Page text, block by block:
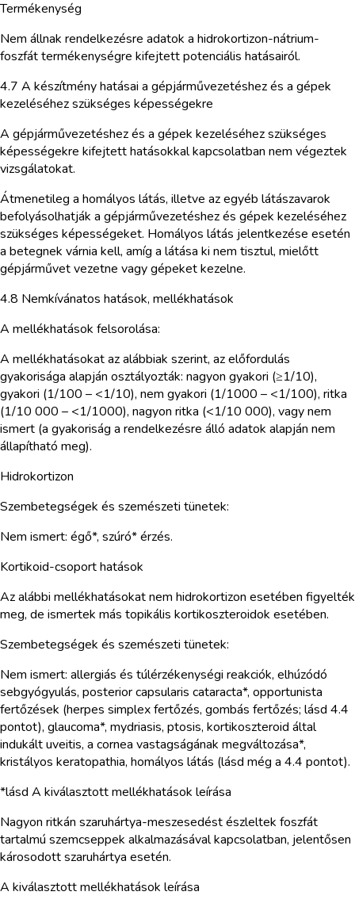
Termékenység
Nem állnak rendelkezésre adatok a hidrokortizon-nátrium-
foszfát termékenységre kifejtett potenciális hatásairól.
4.7 A készítmény hatásai a gépjárművezetéshez és a gépek
kezeléséhez szükséges képességekre
A gépjárművezetéshez és a gépek kezeléséhez szükséges
képességekre kifejtett hatásokkal kapcsolatban nem végeztek
vizsgálatokat.
Átmenetileg a homályos látás, illetve az egyéb látászavarok
befolyásolhatják a gépjárművezetéshez és gépek kezeléséhez
szükséges képességeket. Homályos látás jelentkezése esetén
a betegnek várnia kell, amíg a látása ki nem tisztul, mielőtt
gépjárművet vezetne vagy gépeket kezelne.
4.8 Nemkívánatos hatások, mellékhatások
A mellékhatások felsorolása:
A mellékhatásokat az alábbiak szerint, az előfordulás
gyakorisága alapján osztályozták: nagyon gyakori (≥1/10),
gyakori (1/100 – <1/10), nem gyakori (1/1000 – <1/100), ritka
(1/10 000 – <1/1000), nagyon ritka (<1/10 000), vagy nem
ismert (a gyakoriság a rendelkezésre álló adatok alapján nem
állapítható meg).
Hidrokortizon
Szembetegségek és szemészeti tünetek:
Nem ismert: égő*, szúró* érzés.
Kortikoid-csoport hatások
Az alábbi mellékhatásokat nem hidrokortizon esetében figyelték
meg, de ismertek más topikális kortikoszteroidok esetében.
Szembetegségek és szemészeti tünetek:
Nem ismert: allergiás és túlérzékenységi reakciók, elhúzódó
sebgyógyulás, posterior capsularis cataracta*, opportunista
fertőzések (herpes simplex fertőzés, gombás fertőzés; lásd 4.4
pontot), glaucoma*, mydriasis, ptosis, kortikoszteroid által
indukált uveitis, a cornea vastagságának megváltozása*,
kristályos keratopathia, homályos látás (lásd még a 4.4 pontot).
*lásd A kiválasztott mellékhatások leírása
Nagyon ritkán szaruhártya-meszesedést észleltek foszfát
tartalmú szemcseppek alkalmazásával kapcsolatban, jelentősen
károsodott szaruhártya esetén.
A kiválasztott mellékhatások leírása